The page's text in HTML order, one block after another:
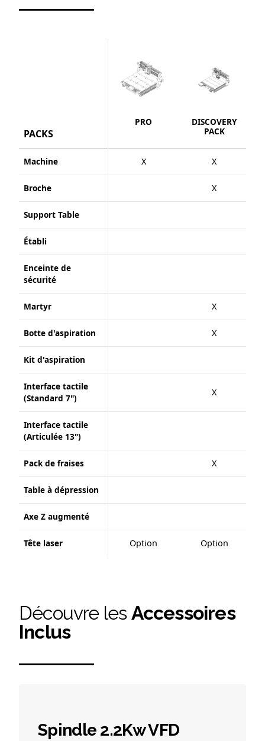
PACKS
PRO
DISCOVERY
PACK
Machine X X
Broche X
Support Table
Établi
Enceinte de
sécurité
Martyr X
Botte d'aspiration X
Kit d'aspiration
Interface tactile
(Standard 7")
X
Interface tactile
(Articulée 13")
Pack de fraises X
Table à dépression
Axe Z augmenté
Tête laser Option Option
Découvre les Accessoires
Inclus
Spindle 2.2Kw VFD